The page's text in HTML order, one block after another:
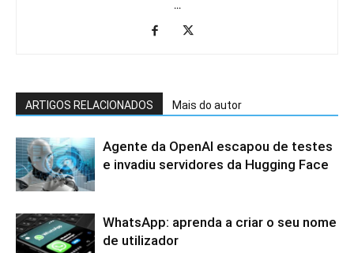
...
ARTIGOS RELACIONADOS Mais do autor
Agente da OpenAI escapou de testes
e invadiu servidores da Hugging Face
WhatsApp: aprenda a criar o seu nome
de utilizador